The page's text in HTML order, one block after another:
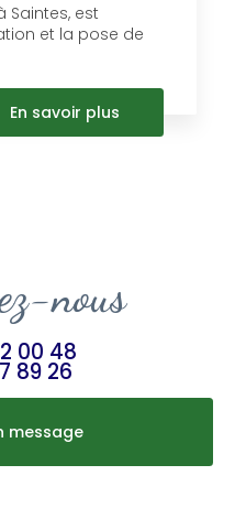
Saintes, est
et la pose de
En savoir plus
nous
00 48
89 26
message